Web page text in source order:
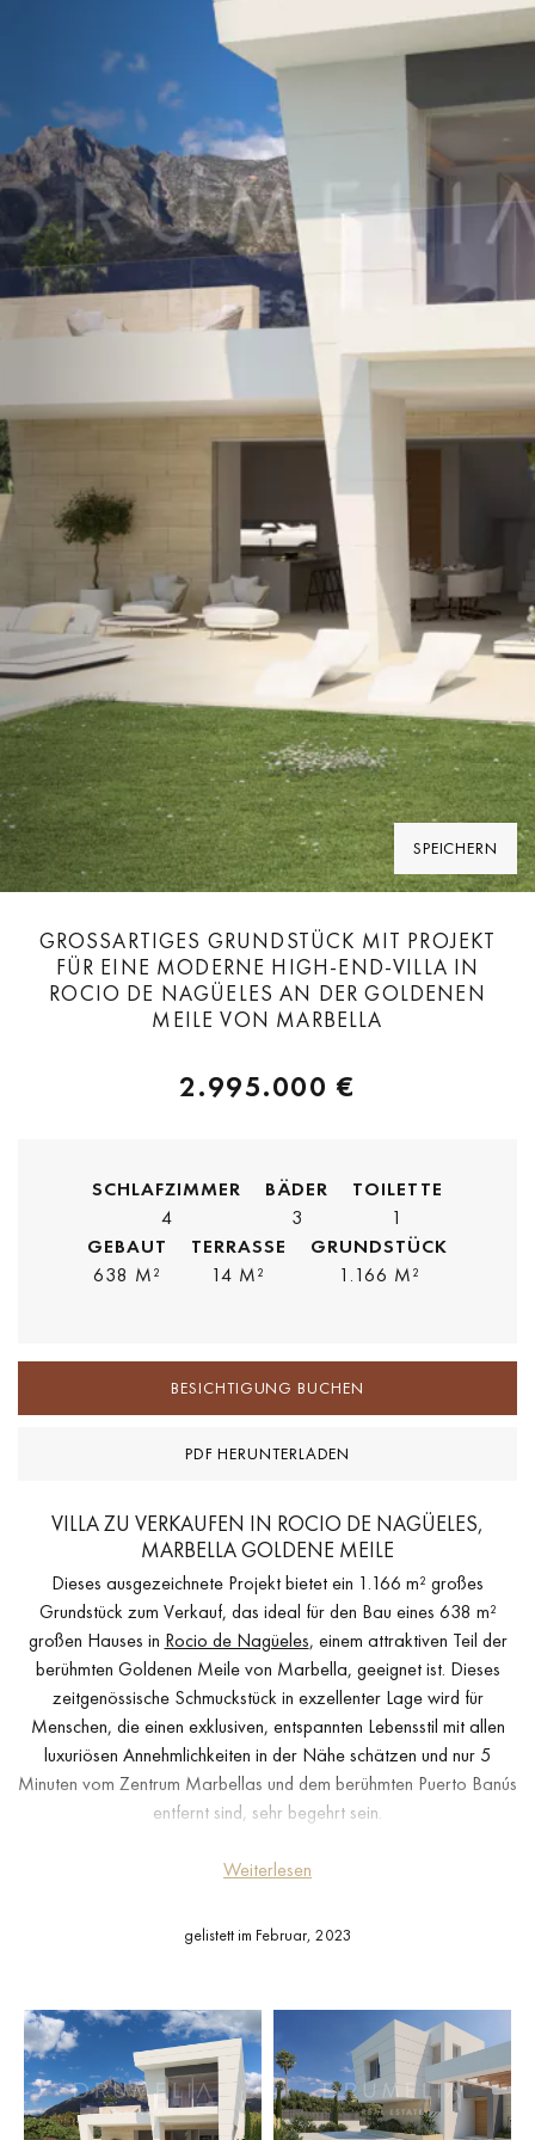
SPEICHERN
GROSSARTIGES GRUNDSTÜCK MIT PROJEKT F
ÜR EINE MODERNE HIGH-END-VILLA IN R
OCIO DE NAGÜELES AN DER GOLDENEN M
EILE VON MARBELLA
2.995.000 €
SCHLAFZIMMER
4
BÄDER
3
TOILETTE
1
GEBAUT
638 M²
TERRASSE
14 M²
GRUNDSTÜCK
1.166 M²
BESICHTIGUNG BUCHEN
PDF HERUNTERLADEN
VILLA ZU VERKAUFEN IN ROCIO DE NAGÜELES,
MARBELLA GOLDENE MEILE
Dieses ausgezeichnete Projekt bietet ein 1.166 m² großes
Grundstück zum Verkauf, das ideal für den Bau eines 638 m²
großen Hauses in Rocio de Nagüeles, einem attraktiven Teil der
berühmten Goldenen Meile von Marbella, geeignet ist. Dieses
zeitgenössische Schmuckstück in exzellenter Lage wird für
Menschen, die einen exklusiven, entspannten Lebensstil mit allen
luxuriösen Annehmlichkeiten in der Nähe schätzen und nur 5
Minuten vom Zentrum Marbellas und dem berühmten Puerto Banús
entfernt sind, sehr begehrt sein.
Die Landschaft mit dem traditionellen andalusischen Charakter
umweltfreundlichen Hauses integrieren, wo der Stil mit der Natur
auf die malerische Umgebung bieten, und das Wahrzeichen
Marbellas, der Berg La Concha, bildet den beeindruckenden
Hintergrund. Die Villa verfügt über einen großzügigen und hellen
Wohn- und Essbereich mit großen Glas- und Fenstertüren, die viel
Licht hereinlassen, eine schlichte Küche im minimalistischen Stil mit
Weiterlesen
gelistett im Februar, 2023